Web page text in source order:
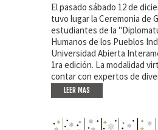
El pasado sábado 12 de
tuvo lugar la Ceremonia de
estudiantes de la
Humanos de los Pueblos
Universidad Abierta
1ra edición. La modalidad
contar con expertos de
LEER MAS